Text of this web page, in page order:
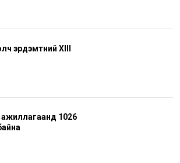
эрдэмтний XIII
ажиллагаанд 1026